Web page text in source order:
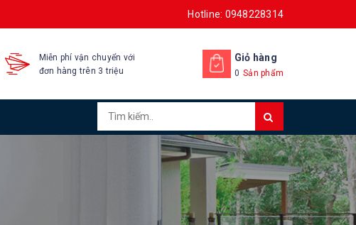
Hotline: 0948228314
Miễn phí vận chuyển với
đơn hàng trên 3 triệu
Giỏ hàng
0 Sản phẩm